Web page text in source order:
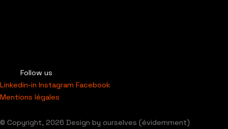
Follow us
Linkedin-in Instagram Facebook
Mentions légales
© Copyright, 2026 Design by ourselves (évidemment)